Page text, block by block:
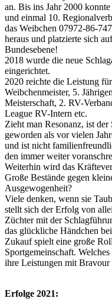
an. Bis ins Jahr 2000
und einmal 10.
das Weibchen 07972-86-
heraus und platzierte sich
Bundesebene!
2018 wurde die neue
eingerichtet.
2020 reichte die Leistung
Weibchenmeister, 5.
Meisterschaft, 2. RV-
League RV-Intern etc.
Zieht man Resonanz, ist
geworden als vor vielen
und ist nicht
den immer weiter
Weiterhin wird das
Große Bestände gegen
Ausgewogenheit?
Viele denken, wenn sie
stellt sich der Erfolg von
Züchter mit der
das glückliche Händchen
Zukauf spielt eine große
Sportgemeinschaft.
ihre Leistungen mit Bravour
Erfolge 2021: